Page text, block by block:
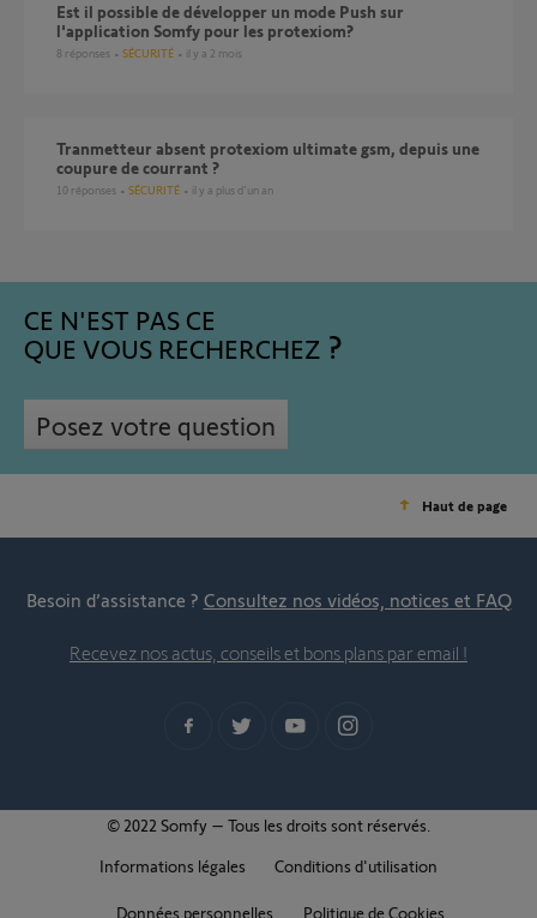
Est il possible de développer un mode Push sur
l'application Somfy pour les protexiom?
8 réponses SÉCURITÉ il y a 2 mois
Tranmetteur absent protexiom ultimate gsm, depuis une
coupure de courrant ?
10 réponses SÉCURITÉ il y a plus d'un an
CE N'EST PAS CE
QUE VOUS RECHERCHEZ
Posez votre question
Haut de page
Besoin d’assistance ? Consultez nos vidéos, notices et FAQ
Recevez nos actus, conseils et bons plans par email !
© 2022 Somfy – Tous les droits sont réservés.
Informations légales
Conditions d'utilisation
Données personnelles Politique de Cookies